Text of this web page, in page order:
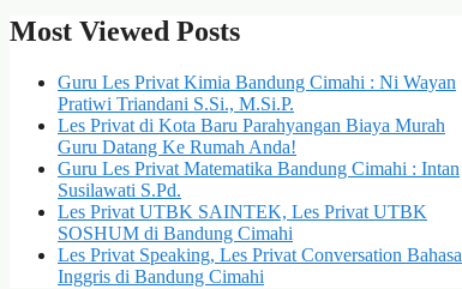
Most Viewed Posts
Guru Les Privat Kimia Bandung Cimahi : Ni Wayan
Pratiwi Triandani S.Si., M.Si.P.
Les Privat di Kota Baru Parahyangan Biaya Murah
Guru Datang Ke Rumah Anda!
Guru Les Privat Matematika Bandung Cimahi : Intan
Susilawati S.Pd.
Les Privat UTBK SAINTEK, Les Privat UTBK
SOSHUM di Bandung Cimahi
Les Privat Speaking, Les Privat Conversation Bahasa
Inggris di Bandung Cimahi